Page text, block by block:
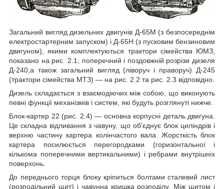
Загальний вигляд дизельних двигунів Д-65М (з безпосереднім
електростартерним запуском) і Д-65Н (з пусковим бензиновим
двигуном), якими комплектуються трактори сімейства ЮМЗ,
показано на рис. 2.1; поперечний і поздовжній розрізи дизеля
Д-240,а також загальний вигляд (ліворуч і праворуч) Д-245
(трактори сімейства МТЗ) ― на рис. 2.2 та рис. 2.3 відповідно.
Дизель складається з взаємодіючих між собою, що виконують
певні функції механізмів і систем, які будуть розглянуті нижче.
Блок-картер 22 (рис. 2.4) ― основна корпусні деталь двигуна.
Це складна відливання з чавуну, що об'єднує блок циліндрів і
верхню частину картера колінчастого вала. Жорсткість блок
картера посилюється перегородками (горизонтальної і
кількома поперечними вертикальними) і ребрами внутрішніх
поверхонь.
До переднього торця блоку кріпиться болтами сталевий лист
(розподільний щит) і чавунна кришка розподілу. Між щитом і